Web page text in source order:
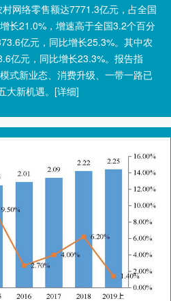
网络零售额达7771.3亿元，占全国
长21.0%，增速高于全国3.2个百分
亿元，同比增长25.3%。其中农
亿元，同比增长23.3%。报告指
式新业态、消费升级、一带一路已
新机遇。 [详细]